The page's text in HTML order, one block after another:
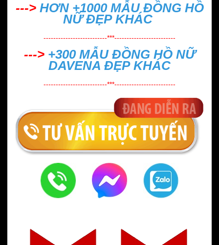
--->HƠN +1000 MẪUĐỒNG HỒ
NỮ ĐẸPKHÁC
--------------------------***-------------------------
--->+300 MẪU ĐỒNG HỒ NỮ
DAVENA ĐẸPKHÁC
--------------------------***-------------------------